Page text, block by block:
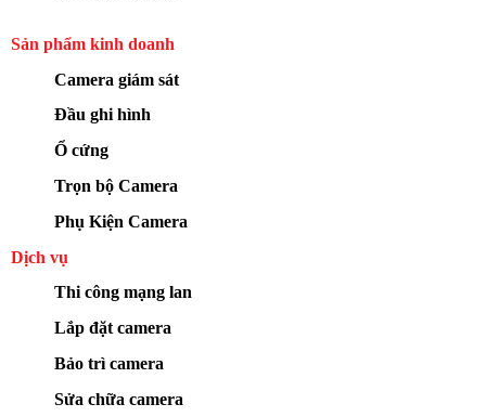
Sản phẩm kinh doanh
Camera giám sát
Đầu ghi hình
Ổ cứng
Trọn bộ Camera
Phụ Kiện Camera
Dịch vụ
Thi công mạng lan
Lắp đặt camera
Bảo trì camera
Sửa chữa camera